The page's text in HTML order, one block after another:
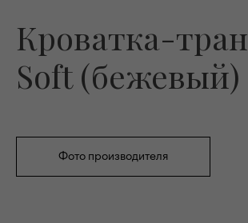
Кроватка-
Soft (бежевый)
Фото производителя